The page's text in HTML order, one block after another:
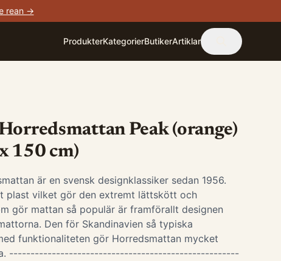
rean →
ProdukterKategorierButikerArtiklar
Peak (orange)
150 cm)
är en svensk designklassiker sedan 1956.
plast vilket gör den extremt lättskött och
gör mattan så populär är framförallt designen
Den för Skandinavien så typiska
funktionaliteten gör Horredsmattan mycket
------------------------------------------------------